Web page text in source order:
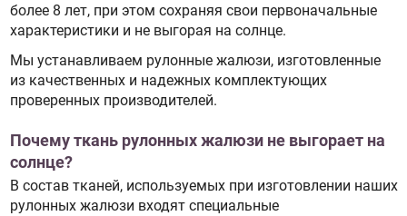
более 8 лет, при этом сохраняя свои первоначальные
характеристики и не выгорая на солнце.
Мы устанавливаем рулонные жалюзи, изготовленные
из качественных и надежных комплектующих
проверенных производителей.
Почему ткань рулонных жалюзи не выгорает на
солнце?
В состав тканей, используемых при изготовлении наших
рулонных жалюзи входят специальные